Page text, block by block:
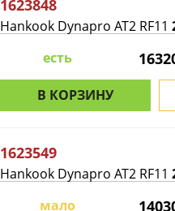
1623848
Hankook Dynapro AT2 RF11
есть
В КОРЗИНУ
1623549
Hankook Dynapro AT2 RF11
мало